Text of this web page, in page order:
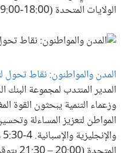
الولايات المتحدة (18:00-19:00 بتوقيت جرينتش) wblive#
المدن والمواطنون: نقاط تحول
المدير المنتدب لمجموعة البنك
وزعماء التنمية يبحثون القوة
المواطن لتعزيز المساءلة